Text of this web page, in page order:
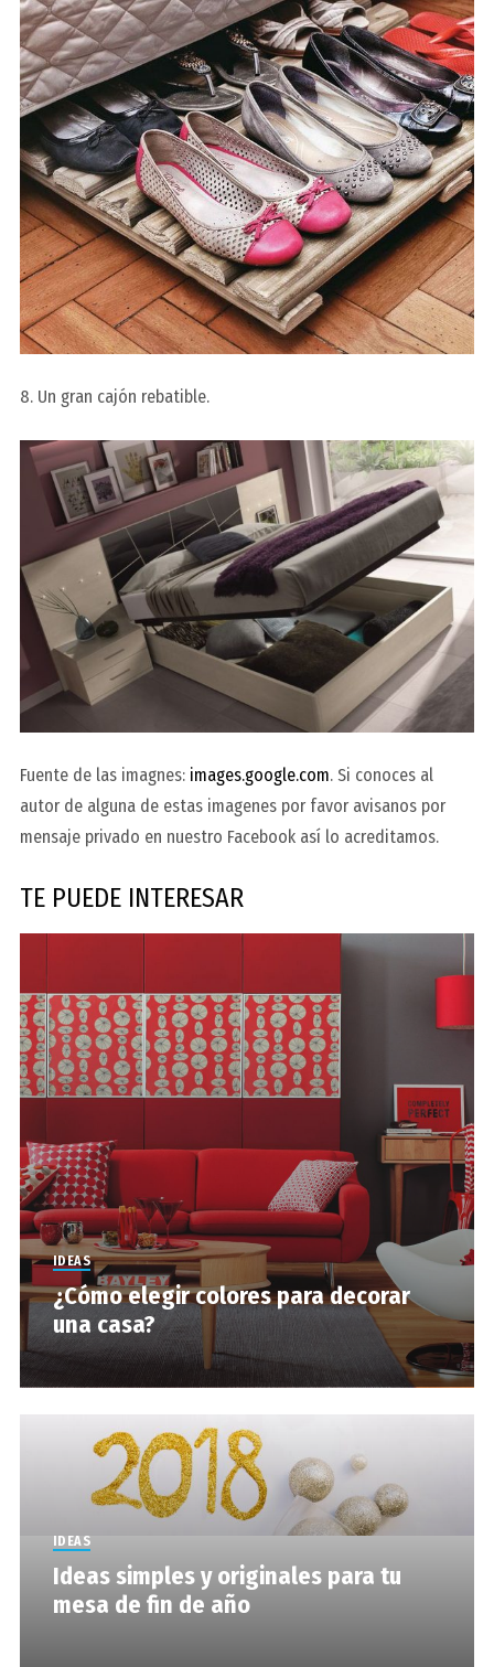
8. Un gran cajón rebatible.
Fuente de las imagnes: images.google.com. Si conoces al
autor de alguna de estas imagenes por favor avisanos por
mensaje privado en nuestro Facebook así lo acreditamos.
TE PUEDE INTERESAR
IDEAS
¿Cómo elegir colores para decorar
una casa?
IDEAS
Ideas simples y originales para tu
mesa de fin de año